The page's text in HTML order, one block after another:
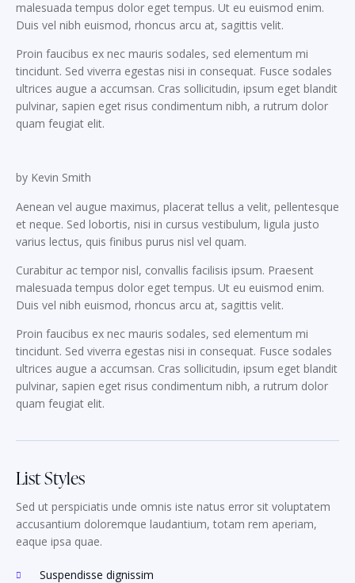
malesuada tempus dolor eget tempus. Ut eu euismod enim.
Duis vel nibh euismod, rhoncus arcu at, sagittis velit.
Proin faucibus ex nec mauris sodales, sed elementum mi
tincidunt. Sed viverra egestas nisi in consequat. Fusce sodales
ultrices augue a accumsan. Cras sollicitudin, ipsum eget blandit
pulvinar, sapien eget risus condimentum nibh, a rutrum dolor
quam feugiat elit.
by Kevin Smith
Aenean vel augue maximus, placerat tellus a velit, pellentesque
et neque. Sed lobortis, nisi in cursus vestibulum, ligula justo
varius lectus, quis finibus purus nisl vel quam.
Curabitur ac tempor nisl, convallis facilisis ipsum. Praesent
malesuada tempus dolor eget tempus. Ut eu euismod enim.
Duis vel nibh euismod, rhoncus arcu at, sagittis velit.
Proin faucibus ex nec mauris sodales, sed elementum mi
tincidunt. Sed viverra egestas nisi in consequat. Fusce sodales
ultrices augue a accumsan. Cras sollicitudin, ipsum eget blandit
pulvinar, sapien eget risus condimentum nibh, a rutrum dolor
quam feugiat elit.
List Styles
Sed ut perspiciatis unde omnis iste natus error sit voluptatem
accusantium doloremque laudantium, totam rem aperiam,
eaque ipsa quae.
Suspendisse dignissim